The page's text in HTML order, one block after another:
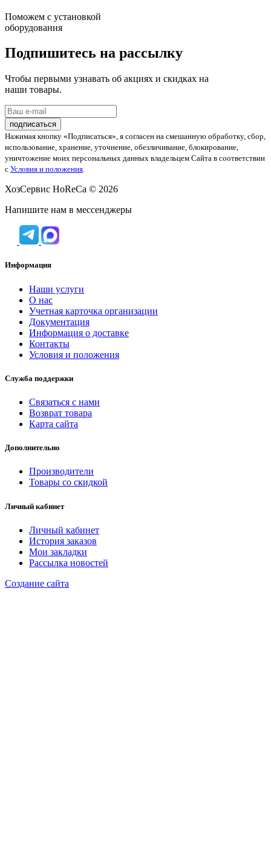
Поможем с установкой
оборудования
Подпишитесь на рассылку
Чтобы первыми узнавать об акциях и скидках на
наши товары.
Нажимая кнопку «Подписаться», я согласен на смешанную обработку, сбор,
использование, хранение, уточнение, обезличивание, блокирование,
уничтожение моих персональных данных владельцем Сайта в соответствии
с Условия и положения.
ХозСервис HoReCa © 2026
Напишите нам в мессенджеры
Информация
Наши услуги
O нас
Учетная карточка организации
Документация
Информация о доставке
Контакты
Условия и положения
Служба поддержки
Связаться с нами
Возврат товара
Карта сайта
Дополнительно
Производители
Товары со скидкой
Личный кабинет
Личный кабинет
История заказов
Мои закладки
Рассылка новостей
Создание сайта